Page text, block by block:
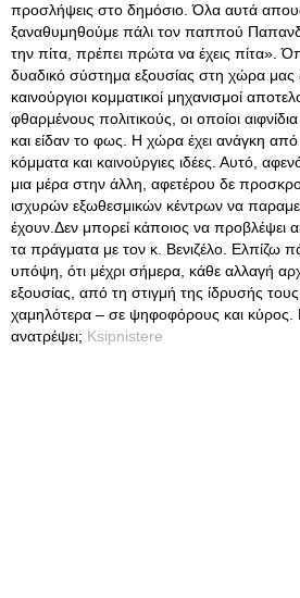
προσλήψεις στο δημόσιο. Όλα αυτά
ξαναθυμηθούμε πάλι τον παππού
την πίτα, πρέπει πρώτα να έχεις πίτα».
δυαδικό σύστημα εξουσίας στη χώρα μας
καινούργιοι κομματικοί μηχανισμοί
φθαρμένους πολιτικούς, οι οποίοι
και είδαν το φως. Η χώρα έχει ανάγκη από
κόμματα και καινούργιες ιδέες. Αυτό,
μια μέρα στην άλλη, αφετέρου δε
ισχυρών εξωθεσμικών κέντρων να
έχουν.Δεν μπορεί κάποιος να προβλέψει
τα πράγματα με τον κ. Βενιζέλο. Ελπίζω
υπόψη, ότι μέχρι σήμερα, κάθε αλλαγή
εξουσίας, από τη στιγμή της ίδρυσής
χαμηλότερα – σε ψηφοφόρους και κύρος.
ανατρέψει; Ksipnistere